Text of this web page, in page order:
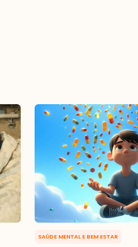
SAÚDE MENTAL E BEM ESTAR